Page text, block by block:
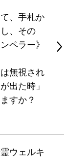
、手札か
、その
ペラー》
無視され
出た時」
すか？
ウェルキ